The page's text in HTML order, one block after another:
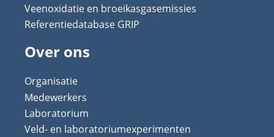
Veenoxidatie en broeikasgasemissies
Referentiedatabase GRIP
Over ons
Organisatie
Medewerkers
Laboratorium
Veld- en laboratoriumexperimenten